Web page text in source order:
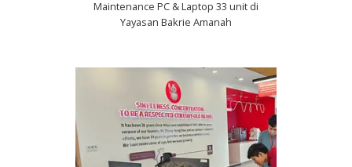
Maintenance PC & Laptop 33 unit di
Yayasan Bakrie Amanah